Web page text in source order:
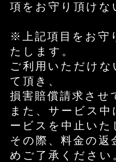
項をお守り頂け
※上記項目をお守
たします。
ご利用いただけ
て頂き、
損害賠償請求させ
また、サービス
ービスを中止いた
その際、料金の
めご了承ください